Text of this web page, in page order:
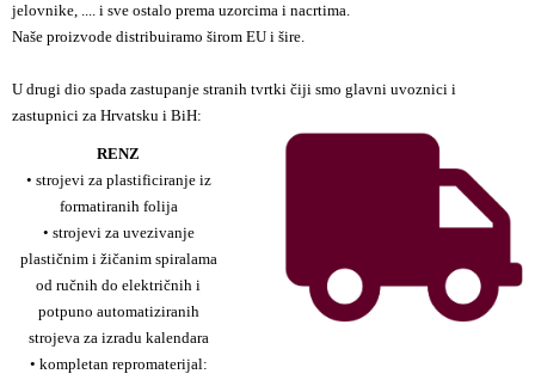
jelovnike, .... i sve ostalo prema uzorcima i nacrtima.
Naše proizvode distribuiramo širom EU i šire.
U drugi dio spada zastupanje stranih tvrtki čiji smo glavni uvoznici i
zastupnici za Hrvatsku i BiH:
RENZ
• strojevi za plastificiranje iz
formatiranih folija
• strojevi za uvezivanje
plastičnim i žičanim spiralama
od ručnih do električnih i
potpuno automatiziranih
strojeva za izradu kalendara
• kompletan repromaterijal: